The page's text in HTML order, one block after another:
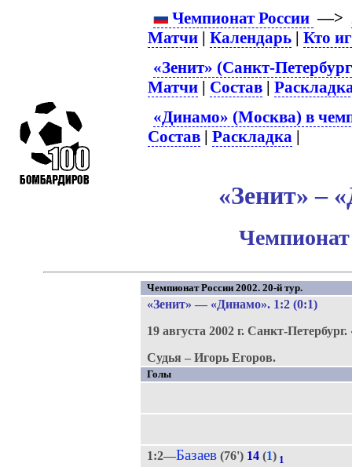
Чемпионат России —>
Матчи |Календарь |Кто
«Зенит» (Санкт-
Матчи | Состав |
«Динамо» (Москва) в
Состав |Раскладка |
«Зенит» –
Чемпионат
Чемпионат России 2002. 20-й тур.
«Зенит» — «Динамо». 1:2 (0:1)
19 августа 2002 г. Санкт-Петербург.
Судья – Игорь Егоров.
Голы
1:2—Базаев(76') 14(1) 1